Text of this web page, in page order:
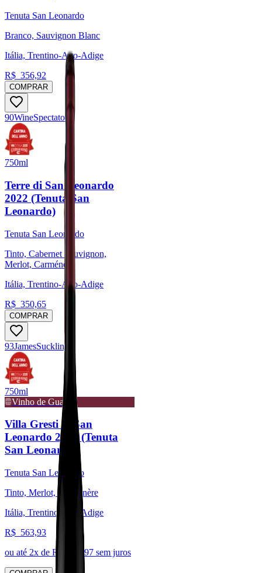
Tenuta San Leonardo
Branco, Sauvignon Blanc
Itália, Trentino-Alto-Adige
R$ 356,92
COMPRAR
90WineSpectator
750ml
Terre di San Leonardo
2022 (Tenuta San
Leonardo)
Tenuta San Leonardo
Tinto, Cabernet Sauvignon,
Merlot, Carménère
Itália, Trentino-Alto-Adige
R$ 350,65
COMPRAR
93JamesSuckling
750ml
Vinho de Guarda
Villa Gresti di San
Leonardo 2020 (Tenuta
San Leonardo)
Tenuta San Leonardo
Tinto, Merlot, Carménère
Itália, Trentino-Alto-Adige
R$ 563,93
ou até 2x de R$ 281,97 sem juros